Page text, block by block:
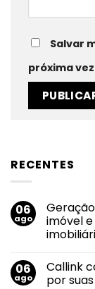
Salvar
próxima
RECENTES
06
ago
imóvel
em
Geração
Z
06
ago
Callink
por